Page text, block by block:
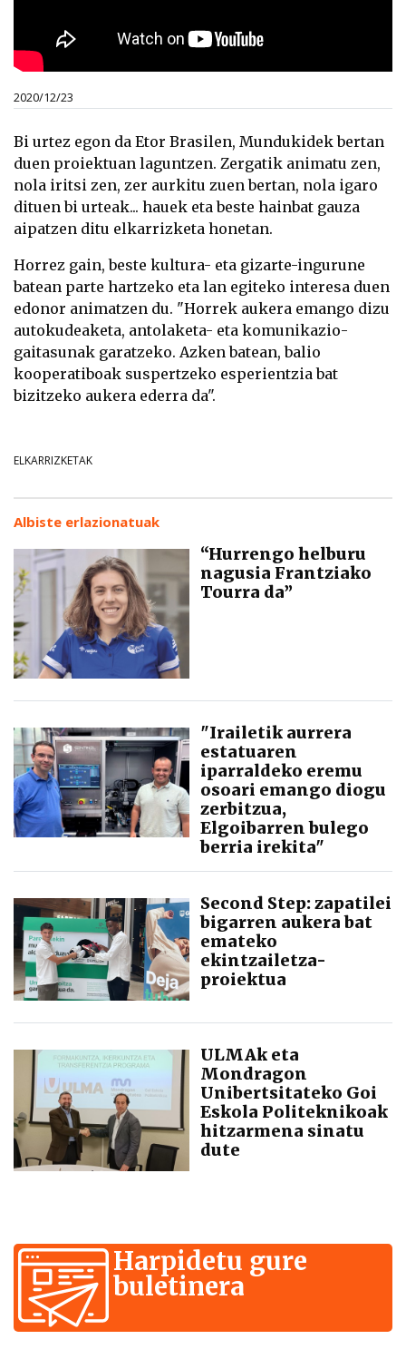
2020/12/23
Bi urtez egon da Etor Brasilen, Mundukidek bertan
duen proiektuan laguntzen. Zergatik animatu zen,
nola iritsi zen, zer aurkitu zuen bertan, nola igaro
dituen bi urteak... hauek eta beste hainbat gauza
aipatzen ditu elkarrizketa honetan.
Horrez gain, beste kultura- eta gizarte-ingurune
batean parte hartzeko eta lan egiteko interesa duen
edonor animatzen du. "Horrek aukera emango dizu
autokudeaketa, antolaketa- eta komunikazio-
gaitasunak garatzeko. Azken batean, balio
kooperatiboak suspertzeko esperientzia bat
bizitzeko aukera ederra da".
ELKARRIZKETAK
Albiste erlazionatuak
“Hurrengo helburu
nagusia Frantziako
Tourra da”
"Irailetik aurrera
estatuaren
iparraldeko eremu
osoari emango diogu
zerbitzua,
Elgoibarren bulego
berria irekita"
Second Step: zapatilei
bigarren aukera bat
emateko
ekintzailetza-
proiektua
ULMAk eta
Mondragon
Unibertsitateko Goi
Eskola Politeknikoak
hitzarmena sinatu
dute
Harpidetu gure
buletinera